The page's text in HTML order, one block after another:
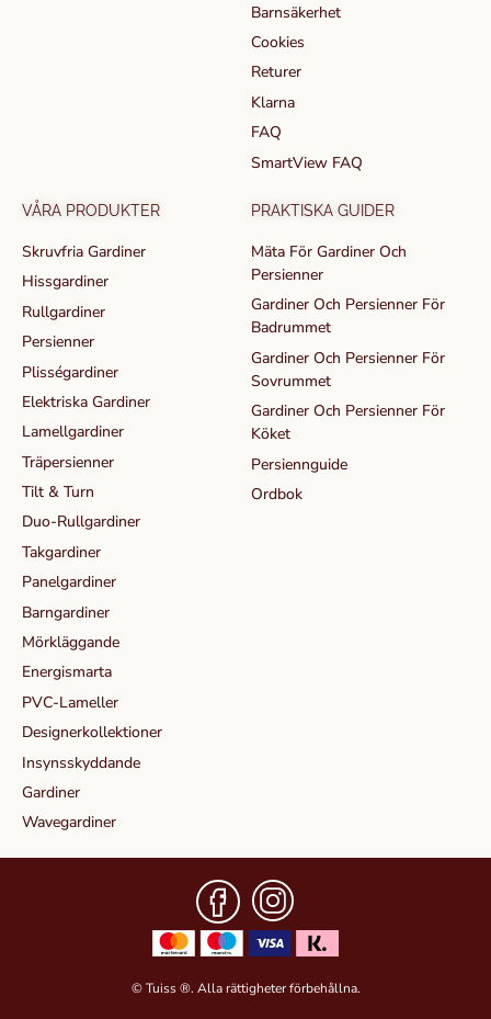
Barnsäkerhet
Cookies
Returer
Klarna
FAQ
SmartView FAQ
VÅRA PRODUKTER
Skruvfria Gardiner
Hissgardiner
Rullgardiner
Persienner
Plisségardiner
Elektriska Gardiner
Lamellgardiner
Träpersienner
Tilt & Turn
Duo-Rullgardiner
Takgardiner
Panelgardiner
Barngardiner
Mörkläggande
Energismarta
PVC-Lameller
Designerkollektioner
Insynsskyddande
Gardiner
Wavegardiner
PRAKTISKA GUIDER
Mäta För Gardiner Och
Persienner
Gardiner Och Persienner För
Badrummet
Gardiner Och Persienner För
Sovrummet
Gardiner Och Persienner För
Köket
Persiennguide
Ordbok
© Tuiss ®. Alla rättigheter förbehållna.